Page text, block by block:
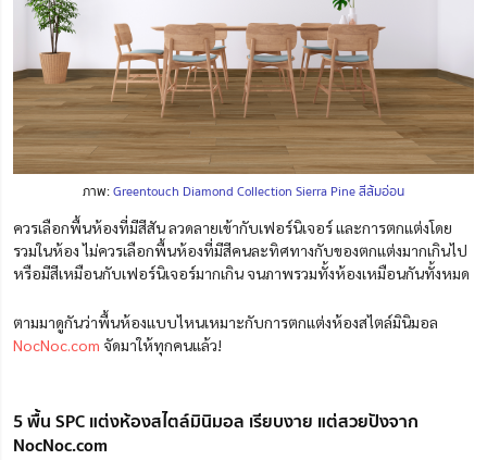
ภาพ:Greentouch Diamond Collection Sierra Pine สีส้มอ่อน
ควรเลือกพื้นห้องที่มีสีสัน ลวดลายเข้ากับเฟอร์นิเจอร์ และการตกแต่งโดย
รวมในห้อง ไม่ควรเลือกพื้นห้องที่มีสีคนละทิศทางกับของตกแต่งมากเกินไป
หรือมีสีเหมือนกับเฟอร์นิเจอร์มากเกิน จนภาพรวมทั้งห้องเหมือนกันทั้งหมด
ตามมาดูกันว่าพื้นห้องแบบไหนเหมาะกับการตกแต่งห้องสไตล์มินิมอล
NocNoc.com จัดมาให้ทุกคนแล้ว!
5 พื้น SPC แต่งห้องสไตล์มินิมอล เรียบงาย แต่สวยปังจาก
NocNoc.com